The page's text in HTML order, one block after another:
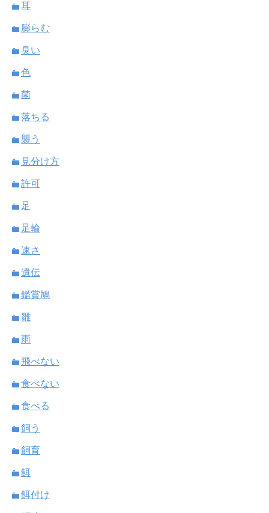
耳
膨らむ
臭い
色
菌
落ちる
襲う
見分け方
許可
足
足輪
速さ
遺伝
鑑賞鳩
雛
雨
飛べない
食べない
食べる
飼う
飼育
餌
餌付け